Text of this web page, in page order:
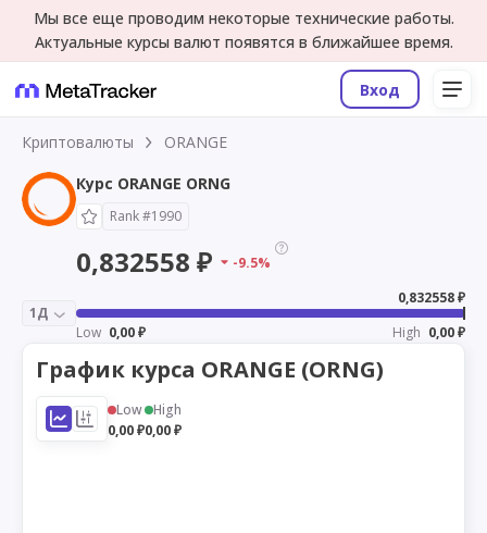
Мы все еще проводим некоторые технические работы.
Актуальные курсы валют появятся в ближайшее время.
Вход
Криптовалюты
ORANGE
Курс ORANGE ORNG
Rank #1990
0,832558 ₽ -9.5%
1Д
0,832558 ₽
Low 0,00 ₽ High 0,00 ₽
График курса ORANGE (ORNG)
Low
0,00 ₽
High
0,00 ₽